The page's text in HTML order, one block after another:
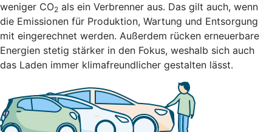
weniger CO2 als ein Verbrenner aus. Das gilt auch, wenn
die Emissionen für Produktion, Wartung und Entsorgung
mit eingerechnet werden. Außerdem rücken erneuerbare
Energien stetig stärker in den Fokus, weshalb sich auch
das Laden immer klimafreundlicher gestalten lässt.